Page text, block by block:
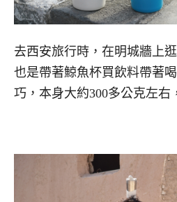
去西安旅行時，在明城牆上
也是帶著鯨魚杯買飲料帶著
巧，本身大約300多公克左右